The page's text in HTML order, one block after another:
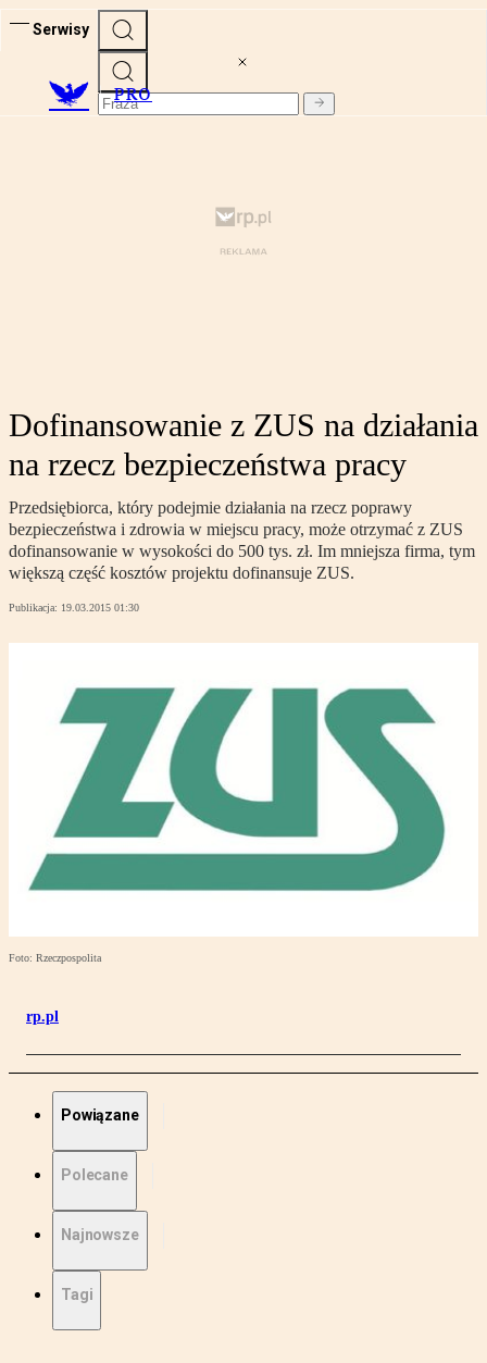
Serwisy
PRO
Dofinansowanie z ZUS na działania
na rzecz bezpieczeństwa pracy
Przedsiębiorca, który podejmie działania na rzecz poprawy
bezpieczeństwa i zdrowia w miejscu pracy, może otrzymać z ZUS
dofinansowanie w wysokości do 500 tys. zł. Im mniejsza firma, tym
większą część kosztów projektu dofinansuje ZUS.
Publikacja: 19.03.2015 01:30
Foto: Rzeczpospolita
rp.pl
Powiązane
Polecane
Najnowsze
Tagi